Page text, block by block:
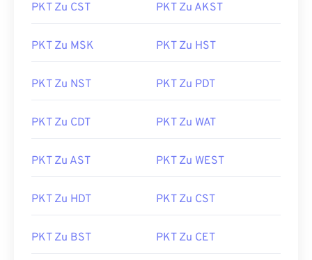
PKT Zu CST PKT Zu AKST
PKT Zu MSK PKT Zu HST
PKT Zu NST PKT Zu PDT
PKT Zu CDT PKT Zu WAT
PKT Zu AST PKT Zu WEST
PKT Zu HDT PKT Zu CST
PKT Zu BST PKT Zu CET